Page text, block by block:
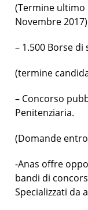
(Termine
Novembre
– 1.500 Borse
(termine
– Concorso
Penitenziaria.
(Domande
-Anas offre
bandi di
Specializzati da